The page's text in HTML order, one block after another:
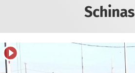
Schinas